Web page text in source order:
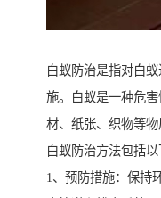
白蚁防治是指对白
施。白蚁是一种危
材、纸张、织物等
白蚁防治方法包括以
1、预防措施：保持